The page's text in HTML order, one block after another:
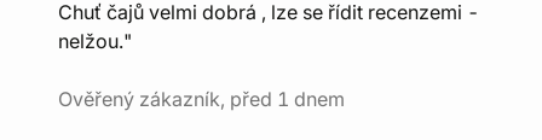
Chuť čajů velmi dobrá , lze se řídit recenzemi -
nelžou."
Ověřený zákazník, před 1 dnem